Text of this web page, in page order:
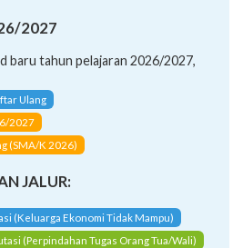
2027
baru tahun pelajaran 2026/2027,
Ulang
2027
(SMA/K 2026)
JALUR:
(Keluarga Ekonomi Tidak Mampu)
(Perpindahan Tugas Orang Tua/Wali)